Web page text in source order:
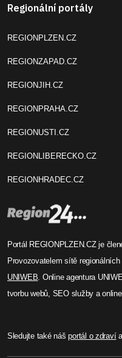
Regionální portály
REGIONPLZEN.CZ
REGIONZAPAD.CZ
REGIONJIH.CZ
REGIONPRAHA.CZ
REGIONUSTI.CZ
REGIONLIBERECKO.CZ
REGIONHRADEC.CZ
Portál REGIONPLZEN.CZ je
Provozovatelem sítě
UNIWEB. Online agentura
tvorbu webů, SEO služby a
Sledujte také nášportál o zdraví